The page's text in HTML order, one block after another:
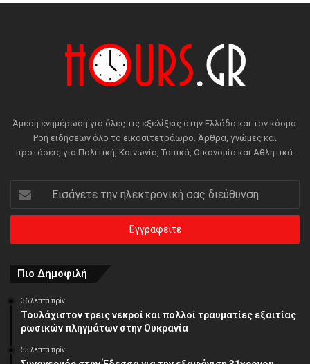
Άμεση ενημέρωση για όλες τις εξελίξεις στην Ελλάδα και τον κόσμο.
Ροή ειδήσεων όλο το εικοσιτετράωρο. Άρθρα, γνώμες και
προτάσεις για Πολιτική, Κοινωνία, Τοπικά, Οικονομία και Αθλητικά.
την
ηλεκτρονική
διεύθυνση
Πιο Δημοφιλή
36 λεπτά πρίν
Τουλάχιστον τρεις νεκροί και πολλοί τραυματίες εξαιτίας
ρωσικών πληγμάτων στην Ουκρανία
55 λεπτά πρίν